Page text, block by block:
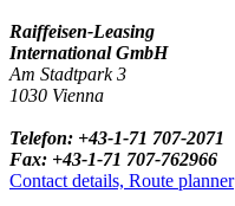
Raiffeisen-Leasing
International GmbH
Am Stadtpark 3
1030 Vienna
Telefon: +43-1-71 707-2071
Fax: +43-1-71 707-762966
Contact details, Route planner